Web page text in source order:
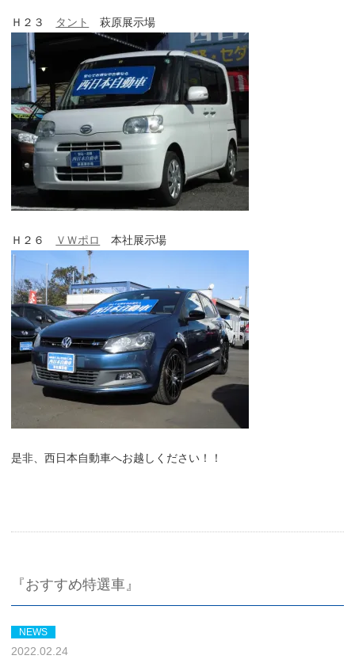
Ｈ２３ タント 萩原展示場
Ｈ２６ ＶＷポロ 本社展示場
是非、西日本自動車へお越しください！！
『おすすめ特選車』
NEWS
2022.02.24